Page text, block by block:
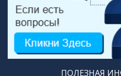
ПОЛЕЗНАЯ